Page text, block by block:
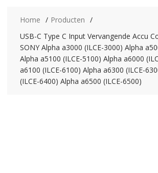
Home
Producten
USB-C Type C Input Vervangende Accu
SONY Alpha a3000 (ILCE-3000) Alpha
Alpha a5100 (ILCE-5100) Alpha a6000
a6100 (ILCE-6100) Alpha a6300 (ILCE-
(ILCE-6400) Alpha a6500 (ILCE-6500)